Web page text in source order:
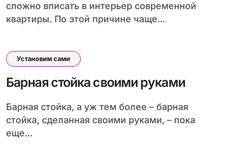
сложно вписать в интерьер современной
квартиры. По этой причине чаще...
Установим сами
Барная стойка своими руками
Барная стойка, а уж тем более – барная
стойка, сделанная своими руками, – пока
еще...